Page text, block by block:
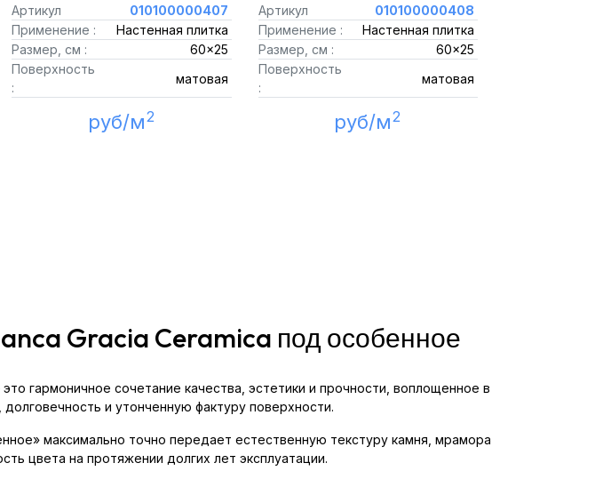
Артикул
010100000407
Применение :
Настенная плитка
Размер, см :
60x25
Поверхность
:
матовая
руб/м2
Артикул
010100000408
Применение :
Настенная плитка
Размер, см :
60x25
Поверхность
:
матовая
руб/м2
Gracia Ceramica под особенное
гармоничное сочетание качества, эстетики и прочности, воплощенное в
и утонченную фактуру поверхности.
максимально точно передает естественную текстуру камня, мрамора
цвета на протяжении долгих лет эксплуатации.